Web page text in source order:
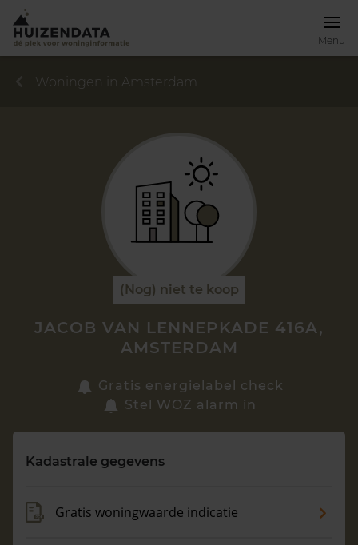
Menu
Vragen? Neem contact met ons op
088 220 4200
Woningen in Amsterdam
(Nog) niet te koop
JACOB VAN LENNEPKADE 416A,
AMSTERDAM
Gratis energielabel check
Stel WOZ alarm in
Kadastrale gegevens
Gratis woningwaarde indicatie